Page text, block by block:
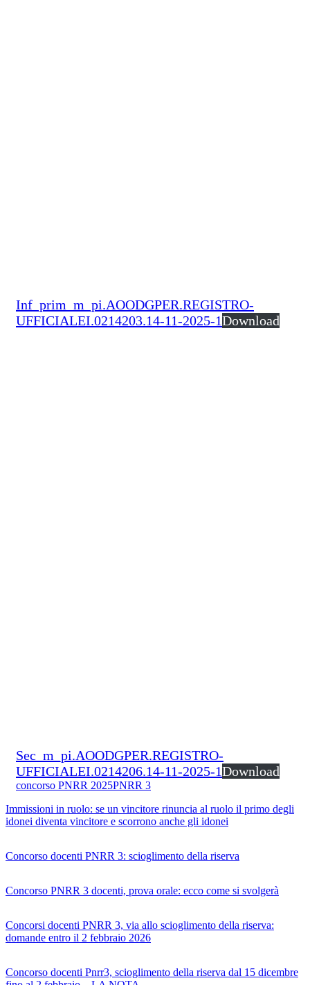
Inf_prim_m_pi.AOODGPER.REGISTRO-
UFFICIALEI.0214203.14-11-2025-1Download
Sec_m_pi.AOODGPER.REGISTRO-
UFFICIALEI.0214206.14-11-2025-1Download
concorso PNRR 2025PNRR 3
Immissioni in ruolo: se un vincitore rinuncia al ruolo il primo degli
idonei diventa vincitore e scorrono anche gli idonei
Concorso docenti PNRR 3: scioglimento della riserva
Concorso PNRR 3 docenti, prova orale: ecco come si svolgerà
Concorsi docenti PNRR 3, via allo scioglimento della riserva:
domande entro il 2 febbraio 2026
Concorso docenti Pnrr3, scioglimento della riserva dal 15 dicembre